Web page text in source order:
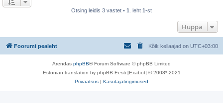
Otsing leidis 3 vastet • 1 . leht 1-st
Hüppa
Foorumi pealeht Kõik kellaajad on UTC+03:00
Arendas phpBB® Forum Software © phpBB Limited
Estonian translation by phpBB Eesti [Exabot] © 2008*-2021
Privaatsus | Kasutajatingimused